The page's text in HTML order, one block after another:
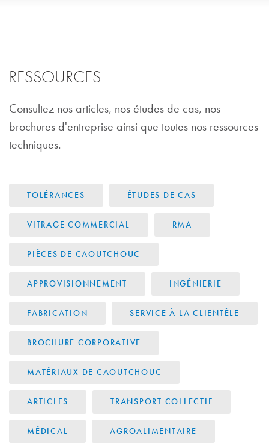
RESSOURCES
Consultez nos articles, nos études de cas, nos
brochures d'entreprise ainsi que toutes nos ressources
techniques.
TOLÉRANCES ÉTUDES DE CAS
VITRAGE COMMERCIAL RMA
PIÈCES DE CAOUTCHOUC
APPROVISIONNEMENT INGÉNIERIE
FABRICATION SERVICE À LA CLIENTÈLE
BROCHURE CORPORATIVE
MATÉRIAUX DE CAOUTCHOUC
ARTICLES TRANSPORT COLLECTIF
MÉDICAL AGROALIMENTAIRE